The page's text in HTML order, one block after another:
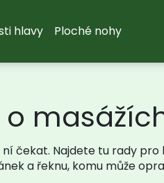
hlavy Ploché nohy
čekat. Najdete tu rady pro
a řeknu, komu může